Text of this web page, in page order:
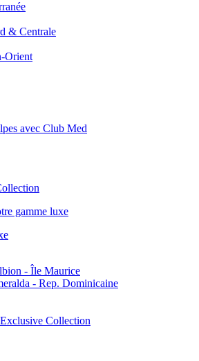
& Centrale
Orient
avec Club Med
gamme luxe
- Île Maurice
- Rep. Dominicaine
Collection